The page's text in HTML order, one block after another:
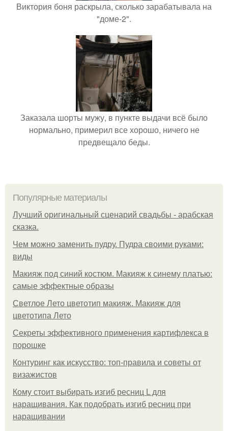
Виктория боня раскрыла, сколько зарабатывала на
"доме-2".
Заказала шорты мужу, в пункте выдачи всё было
нормально, примерил все хорошо, ничего не
предвещало беды.
Популярные материалы
Лучший оригинальный сценарий свадьбы - арабская
сказка.
Чем можно заменить пудру. Пудра своими руками:
виды
Макияж под синий костюм. Макияж к синему платью:
самые эффектные образы
Светлое Лето цветотип макияж. Макияж для
цветотипа Лето
Секреты эффективного применения картифлекса в
порошке
Контуринг как искусство: топ-правила и советы от
визажистов
Кому стоит выбирать изгиб ресниц L для
наращивания. Как подобрать изгиб ресниц при
наращивании